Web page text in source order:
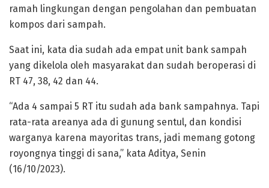
ramah lingkungan dengan pengolahan dan pembuatan
kompos dari sampah.
Saat ini, kata dia sudah ada empat unit bank sampah
yang dikelola oleh masyarakat dan sudah beroperasi di
RT 47, 38, 42 dan 44.
“Ada 4 sampai 5 RT itu sudah ada bank sampahnya. Tapi
rata-rata areanya ada di gunung sentul, dan kondisi
warganya karena mayoritas trans, jadi memang gotong
royongnya tinggi di sana,” kata Aditya, Senin
(16/10/2023).